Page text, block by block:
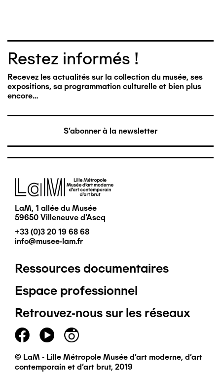
Restez informés !
Recevez les actualités sur la collection du musée, ses
expositions, sa programmation culturelle et bien plus
encore…
S'abonner à la newsletter
Image
LaM, 1 allée du Musée
59650 Villeneuve d'Ascq
+33 (0)3 20 19 68 68
info@musee-lam.fr
Pied
de
page
principal
Ressources documentaires
Espace professionnel
Retrouvez-nous sur les réseaux
© LaM - Lille Métropole Musée d'art moderne, d'art
contemporain et d'art brut, 2019